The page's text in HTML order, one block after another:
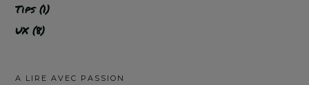
Tips(1)
UX(8)
A LIRE AVEC PASSION